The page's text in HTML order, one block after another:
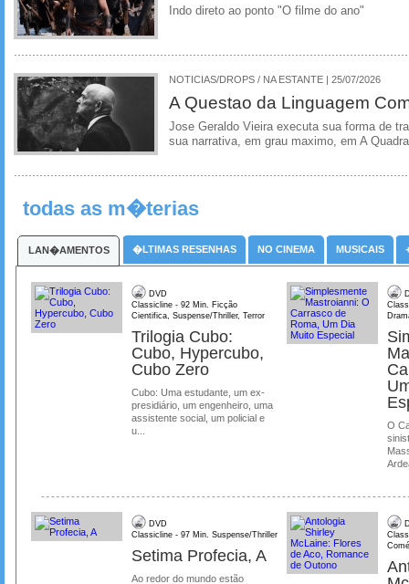
Indo direto ao ponto "O filme do ano"
NOTICIAS/DROPS / NA ESTANTE | 25/07/2026
A Questao da Linguagem
Jose Geraldo Vieira executa sua forma de
sua narrativa, em grau maximo, em A
todas as m�terias
LAN�AMENTOS �LTIMAS RESENHAS NO CINEMA MUSICAIS
DVD
Classicline - 92 Min. Ficção
Cientifica, Suspense/Thriller, Terror
Trilogia Cubo:
Cubo, Hypercubo,
Cubo Zero
Cubo: Uma estudante, um ex-
presidiário, um engenheiro, uma
assistente social, um policial e
u...
O
DVD
Classicline - 97 Min. Suspense/Thriller
Setima Profecia, A
Ao redor do mundo estão